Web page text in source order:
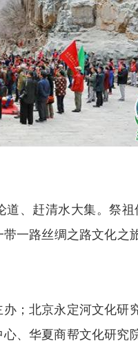
、赶清水大集。祭
带一路丝绸之路文化
；北京永定河文化研
、华夏商帮文化研究